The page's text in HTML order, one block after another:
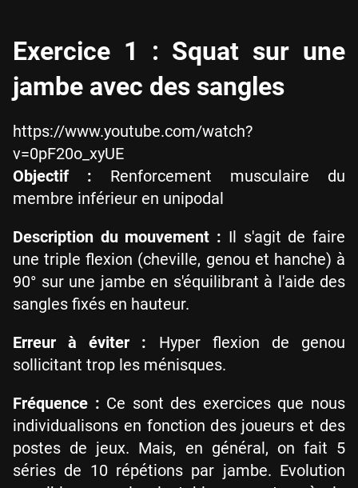
Exercice 1 : Squat sur une
jambe avec des sangles
https://www.youtube.com/watch?
v=0pF20o_xyUE
Objectif : Renforcement musculaire du
membre inférieur en unipodal
Description du mouvement : Il s'agit de faire
une triple flexion (cheville, genou et hanche) à
90° sur une jambe en s'équilibrant à l'aide des
sangles fixés en hauteur.
Erreur à éviter : Hyper flexion de genou
sollicitant trop les ménisques.
Fréquence : Ce sont des exercices que nous
individualisons en fonction des joueurs et des
postes de jeux. Mais, en général, on fait 5
séries de 10 répétions par jambe. Evolution